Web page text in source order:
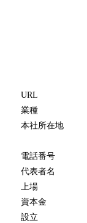
URL
業種
本社所在地
電話番号
代表者名
上場
資本金
設立